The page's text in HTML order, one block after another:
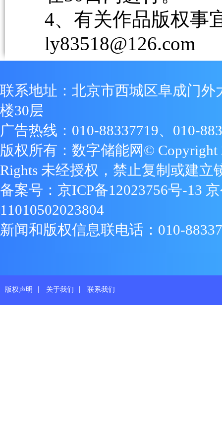
4、有关作品版权事
ly83518@126.com
联系地址：北京市西城区阜成门外
楼30层
广告热线：010-88337719、010-
版权所有：数字储能网© Copyright
Rights 未经授权，禁止复制或建立
备案号： 京ICP备12023756号-13
11010502023804
新闻和版权信息联电话：010-
版权声明 | 关于我们 | 联系我们